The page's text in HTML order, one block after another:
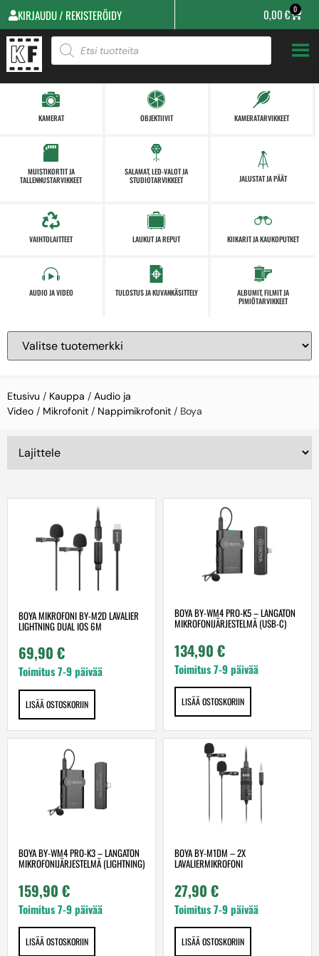
KIRJAUDU / REKISTERÖIDY 0,00€ 0
KAMERAT OBJEKTIIVIT KAMERATARVIKKEET
MUISTIKORTIT JA
TALLENNUSTARVIKKEET
SALAMAT, LED-VALOT JA
STUDIOTARVIKKEET
JALUSTAT JA PÄÄT
VAIHTOLAITTEET LAUKUT JA REPUT KIIKARIT JA KAUKOPUTKET
AUDIO JA VIDEO TULOSTUS JA KUVANKÄSITTELY
ALBUMIT, FILMIT JA
PIMIÖTARVIKKEET
Etusivu / Kauppa / Audio ja
Video / Mikrofonit / Nappimikrofonit / Boya
BOYA MIKROFONI BY-M2D LAVALIER
LIGHTNING DUAL IOS 6M
69,90 €
Toimitus 7-9 päivää
LISÄÄ OSTOSKORIIN
BOYA BY-WM4 PRO-K5 – LANGATON
MIKROFONIJÄRJESTELMÄ (USB-C)
134,90 €
Toimitus 7-9 päivää
LISÄÄ OSTOSKORIIN
BOYA BY-WM4 PRO-K3 – LANGATON
MIKROFONIJÄRJESTELMÄ (LIGHTNING)
159,90 €
Toimitus 7-9 päivää
LISÄÄ OSTOSKORIIN
BOYA BY-M1DM – 2X
LAVALIERMIKROFONI
27,90 €
Toimitus 7-9 päivää
LISÄÄ OSTOSKORIIN